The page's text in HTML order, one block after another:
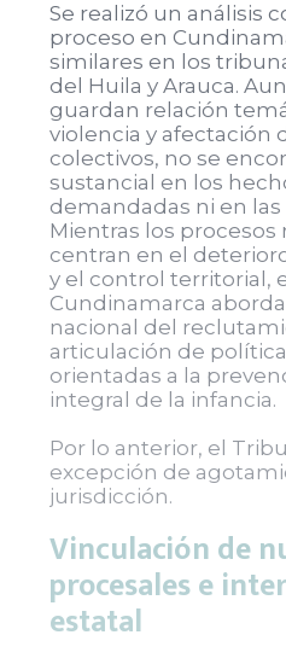
Se realizó un análisis
proceso en
similares en los
del Huila y Arauca.
guardan relación
violencia y afectación
colectivos, no se
sustancial en los
demandadas ni en
Mientras los procesos
centran en el
y el control territorial,
Cundinamarca
nacional del
articulación de
orientadas a la
integral de la infancia.
Por lo anterior, el
excepción de
jurisdicción.
Vinculación de
procesales e
estatal